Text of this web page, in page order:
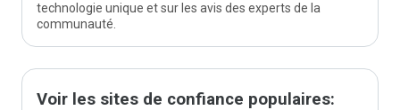
technologie unique et sur les avis des experts de la
communauté.
Voir les sites de confiance populaires: